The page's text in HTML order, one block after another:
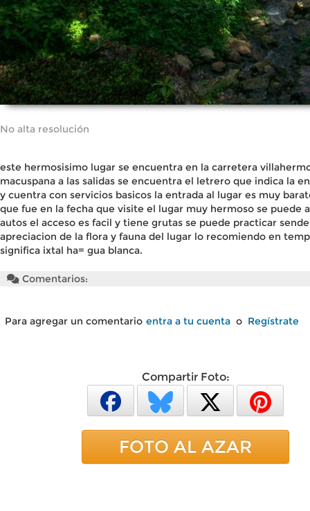
No alta resolución
este hermosisimo lugar se encuentra en la carretera
macuspana a las salidas se encuentra el letrero que indica la
y cuentra con servicios basicos la entrada al lugar es muy
que fue en la fecha que visite el lugar muy hermoso se puede
autos el acceso es facil y tiene grutas se puede practicar
apreciacion de la flora y fauna del lugar lo recomiendo en
significa ixtal ha= gua blanca.
Comentarios:
Para agregar un comentario entra a tu cuenta o Regístrate
Compartir Foto:
FOTO AL AZAR